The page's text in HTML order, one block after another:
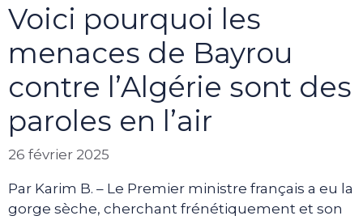
Voici pourquoi les
menaces de Bayrou
contre l’Algérie sont des
paroles en l’air
26 février 2025
Par Karim B. – Le Premier ministre français a eu la
gorge sèche, cherchant frénétiquement et son